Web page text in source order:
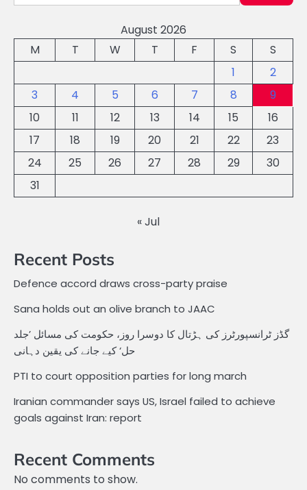
August 2026
M
T W T F S
S
1
2
3
4 5 6 7 8
9
10
11 12 13 14 15
16
17
18 19 20 21 22
23
24
25 26 27 28 29
30
31
« Jul
Recent Posts
Defence accord draws cross-party praise
Sana holds out an olive branch to JAAC
گڈز ٹرانسپورٹرز کی ہڑتال کا دوسرا روز، حکومت کی مسائل ’جلد
حل‘ کیے جانے کی یقین دہانی
PTI to court opposition parties for long march
Iranian commander says US, Israel failed to achieve
goals against Iran: report
Recent Comments
No comments to show.